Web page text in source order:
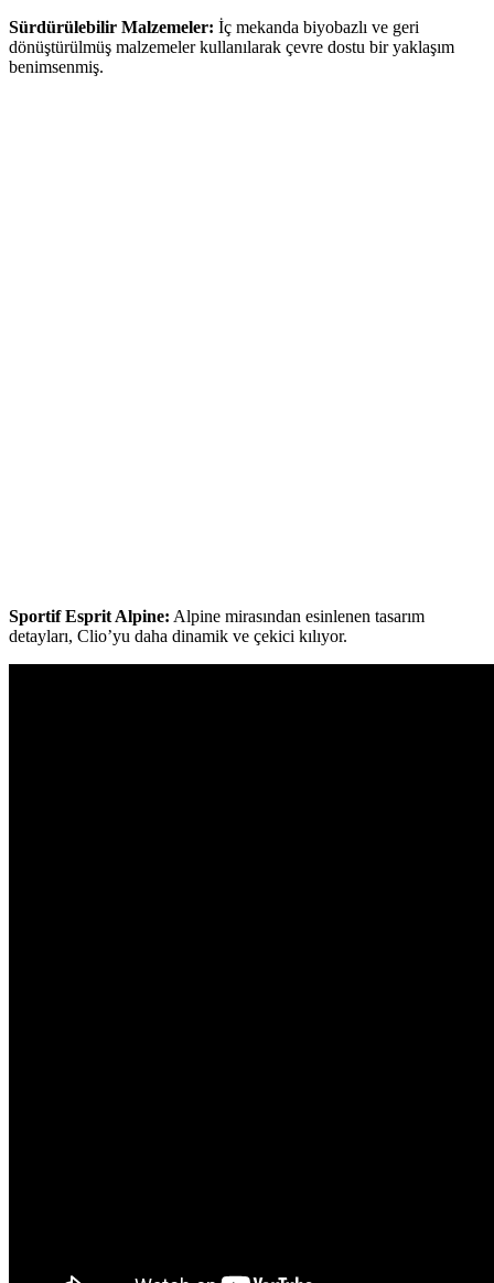
Sürdürülebilir Malzemeler: İç mekanda biyobazlı ve geri
dönüştürülmüş malzemeler kullanılarak çevre dostu bir yaklaşım
benimsenmiş.
Sportif Esprit Alpine: Alpine mirasından esinlenen tasarım
detayları, Clio’yu daha dinamik ve çekici kılıyor.